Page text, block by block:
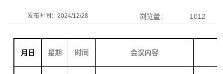
发布时间：2024/12/28 浏览量： 1012
月日 星期 时间 会议内容